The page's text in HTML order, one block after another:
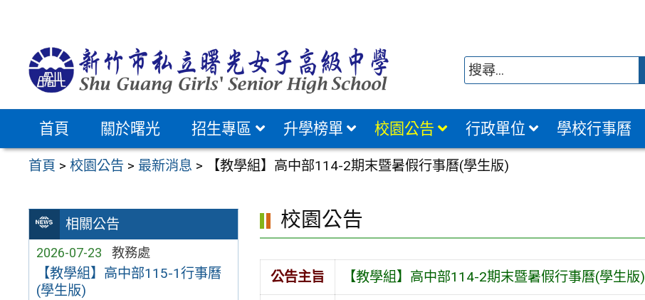
首頁 關於曙光 招生專區 升學榜單 校園公告 行政單位 學校行事曆
首頁 >校園公告 > 最新消息 > 【教學組】高中部114-2期末暨暑假行事曆(學生版)
相關公告
2026-07-23 教務處
【教學組】高中部115-1行事曆
(學生版)
校園公告
公告主旨 【教學組】高中部114-2期末暨暑假行事曆(學生版)